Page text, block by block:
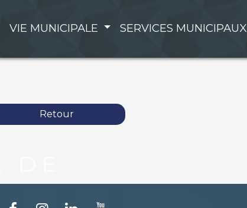
VIE MUNICIPALE SERVICES MUNICIPAUX
Retour